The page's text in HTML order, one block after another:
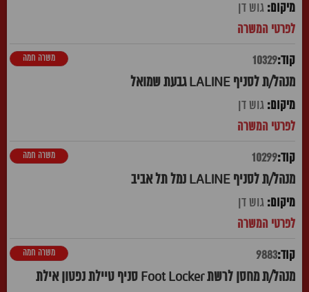
גוש דן
10329
מנהל/ת לסניף LALINE גבעת שמואל
משרה חמה
גוש דן
10299
מנהל/ת לסניף LALINE נמל תל אביב
משרה חמה
גוש דן
9883
מנהל/ת מחסן לרשת Foot Locker סניף טיילת נפטון אילת
משרה חמה